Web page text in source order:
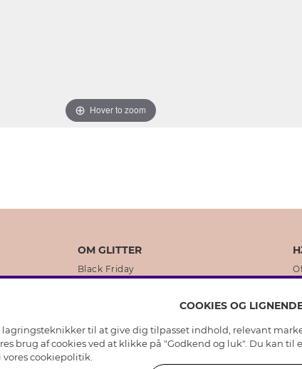
Hover to zoom
OM GLITTER
Black Friday
Virksomhedens historie
COOKIES OG
til at give dig tilpasset indhold, relevant
brug af cookies ved at klikke på "Godkend og luk". Du kan
vorescookiepolitik